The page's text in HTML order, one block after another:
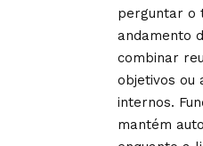
perguntar o
andamento
combinar
objetivos ou
internos.
mantém